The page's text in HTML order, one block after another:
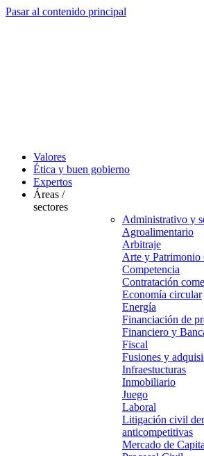
Pasar al contenido principal
Valores
Ética y buen gobierno
Expertos
Áreas /
sectores
Administrativo y
Agroalimentario
Arbitraje
Arte y Patrimonio
Competencia
Contratación
Economía circular
Energía
Financiación de
Financiero y
Fiscal
Fusiones y
Infraestucturas
Inmobiliario
Juego
Laboral
Litigación civil
anticompetitivas
Mercado de